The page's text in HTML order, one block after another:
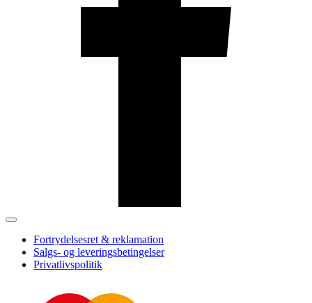
Fortrydelsesret & reklamation
Salgs- og leveringsbetingelser
Privatlivspolitik